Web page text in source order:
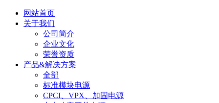
网站首页
关于我们
公司简介
企业文化
荣誉资质
产品&解决方案
全部
标准模块电源
CPCI、VPX、加固电源